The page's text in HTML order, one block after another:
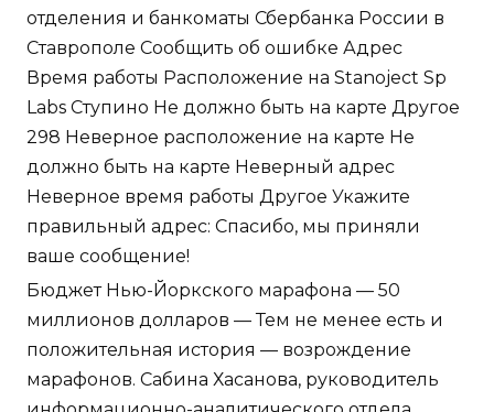
отделения и банкоматы Сбербанка России в
Ставрополе Сообщить об ошибке Адрес
Время работы Расположение на Stanoject Sp
Labs Ступино Не должно быть на карте Другое
298 Неверное расположение на карте Не
должно быть на карте Неверный адрес
Неверное время работы Другое Укажите
правильный адрес: Спасибо, мы приняли
ваше сообщение!
Бюджет Нью-Йоркского марафона — 50
миллионов долларов — Тем не менее есть и
положительная история — возрождение
марафонов. Сабина Хасанова, руководитель